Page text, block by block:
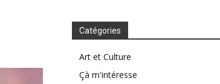
Catégories
Art et Culture
Çà m'intéresse